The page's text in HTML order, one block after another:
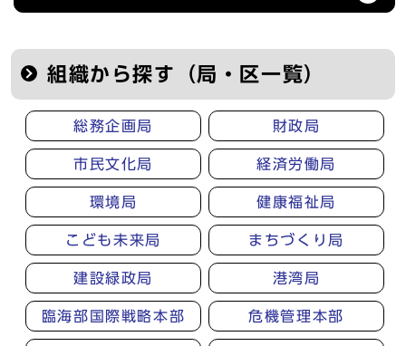
組織から探す（局・区一覧）
総務企画局 財政局
市民文化局 経済労働局
環境局 健康福祉局
こども未来局 まちづくり局
建設緑政局 港湾局
臨海部国際戦略本部 危機管理本部